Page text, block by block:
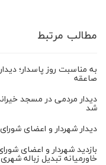
مطالب مرتبط
صاعقه
دیدار مردمی در مسجد
شد
دیدار شهردار و اعضای
بازدید شهردار و اعضای
خاورمیانه تبدیل زباله